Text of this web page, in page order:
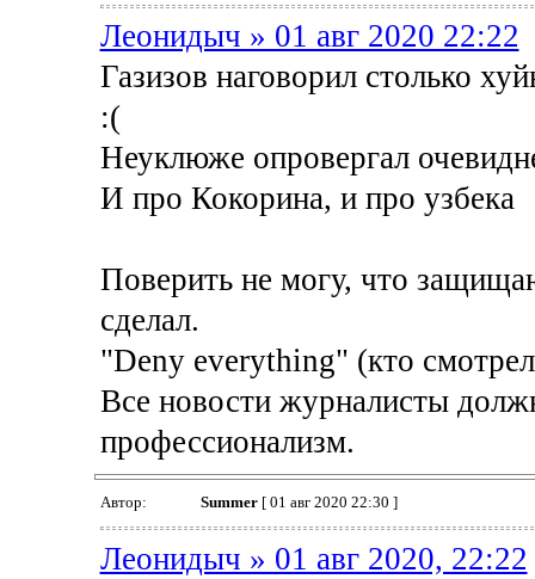
Леонидыч » 01 авг 2020 22:22
Газизов наговорил столько
:(
Неуклюже опровергал
И про Кокорина, и про узбека
Поверить не могу, что
сделал.
"Deny everything" (кто
Все новости журналисты
профессионализм.
Автор: Summer[ 01 авг 2020 22:30 ]
Леонидыч » 01 авг 2020, 22:22